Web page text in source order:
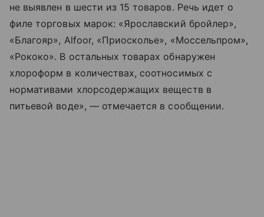
не выявлен в шести из 15 товаров. Речь идет о
филе торговых марок: «Ярославский бройлер»,
«Благояр», Alfoor, «Приосколье», «Моссельпром»,
«Рококо». В остальных товарах обнаружен
хлороформ в количествах, соотносимых с
нормативами хлорсодержащих веществ в
питьевой воде», — отмечается в сообщении.